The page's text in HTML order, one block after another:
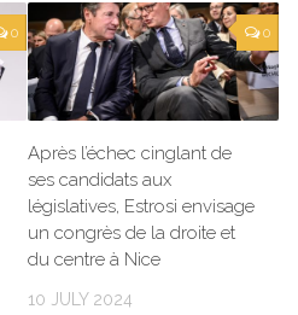
0 0
Après l’échec cinglant de
ses candidats aux
législatives, Estrosi envisage
un congrès de la droite et
du centre à Nice
10 JULY 2024